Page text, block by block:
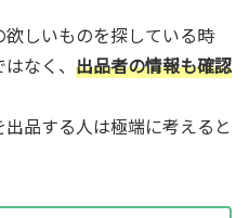
しいものを探している時
なく、 出品者の情報も確認
品する人は極端に考えると